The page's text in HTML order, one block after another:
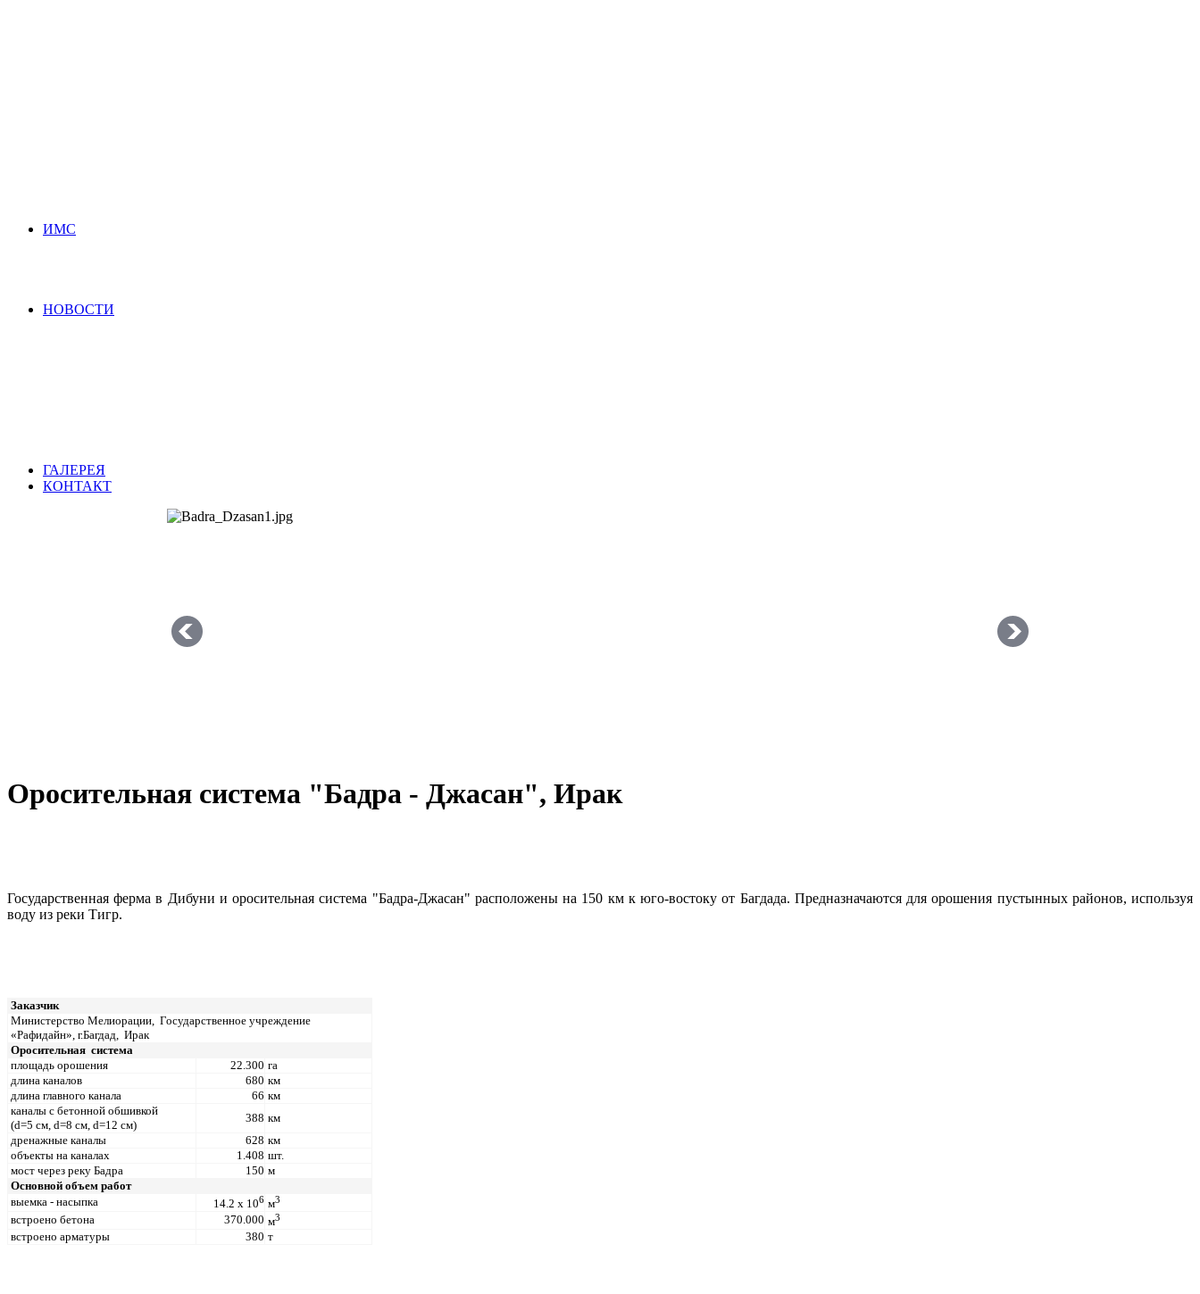
ИМС
НОВОСТИ
ГАЛЕРЕЯ
КОНТАКТ
Оросительная система "Бадра - Джасан", Ирак
Государственная ферма в Дибуни и оросительная система "Бадра-Джасан" расположены на 150 км к юго-востоку от Багдада. Предназначаются для орошения пустынных районов, используя
воду из реки Тигр.
Заказчик
Министерство Мелиорации, Государственное учреждение
«Рафидайн», г.Багдад,
Ирак
Оросительная система
площадь орошения
22.300 га
длина каналов
680 км
длина главного канала
66 км
каналы с бетонной обшивкой
(d=5 см, d=8 cм, d=12 cм)
388 км
дренажные каналы
628 км
объекты на каналах
1.408 шт.
мост через реку Бадра
150 м
Основной объем работ
выемка - насыпка
14.2 x 106 м3
встроено бетона 370.000 м3
встроено арматуры 380 т